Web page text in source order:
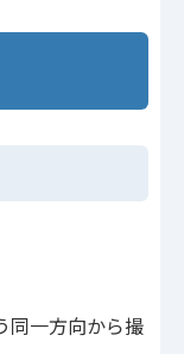
一方向から撮